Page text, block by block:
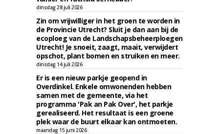
dinsdag 28 juli 2026
Zin om vrijwilliger in het groen te worden in
de Provincie Utrecht? Sluit je dan aan bij de
ecoploeg van de Landschapsbeheerploegen
Utrecht! Je snoeit, zaagt, maait, verwijdert
opschot, plant bomen en struiken en meer.
dinsdag 14 juli 2026
Er is een nieuw parkje geopend in
Overdinkel. Enkele omwonenden hebben
samen met de gemeente, via het
programma 'Pak an Pak Over', het parkje
gerealiseerd. Het resultaat is een groene
plek waar de buurt elkaar kan ontmoeten.
maandag 15 juni 2026